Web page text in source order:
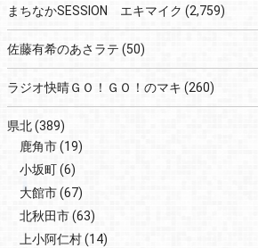
まちなかSESSION エキマイク (2,759)
佐藤有希のあさラテ (50)
ラジオ快晴ＧＯ！ＧＯ！のマキ (260)
県北(389)
鹿角市(19)
小坂町(6)
大館市(67)
北秋田市(63)
上小阿仁村(14)